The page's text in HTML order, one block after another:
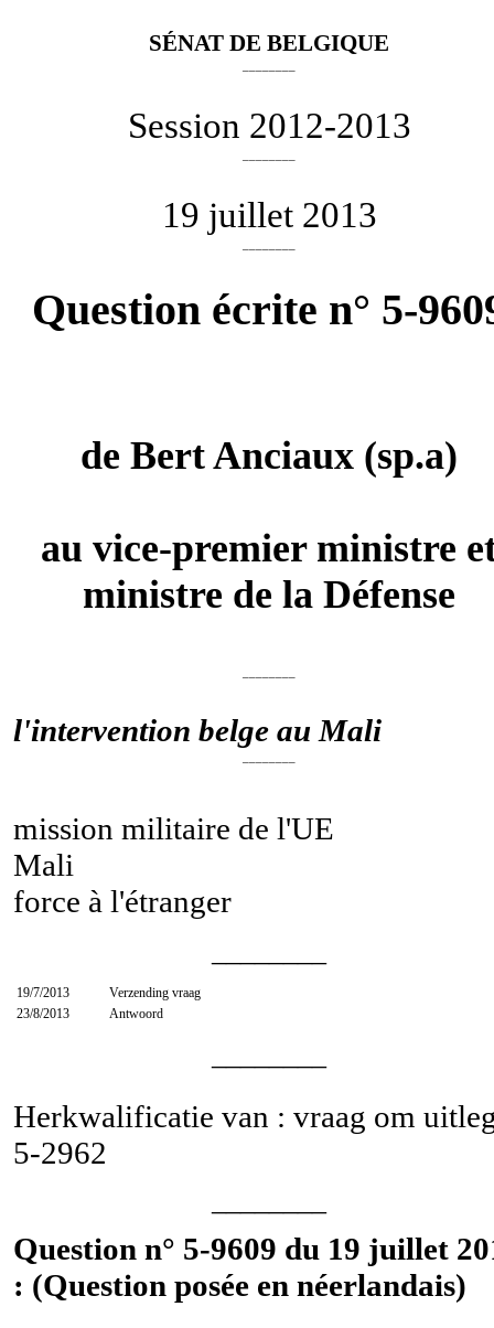
SÉNAT DE BELGIQUE
Session 2012-2013
19 juillet 2013
Question écrite n° 5-
deBert Anciaux (sp.a)
au vice-premier ministre
ministre de la Défense
l'intervention belge au Mali
mission militaire de l'UE
Mali
force à l'étranger
19/7/2013
Verzending vraag
23/8/2013
Antwoord
Herkwalificatie van : vraag om
5-2962
Question n° 5-9609 du 19 juillet
: (Question posée en néerlandais)